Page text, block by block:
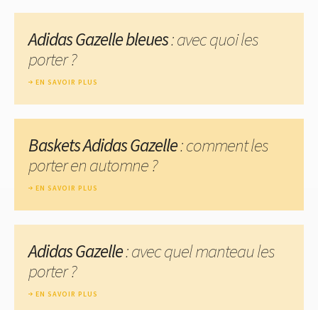
Adidas Gazelle bleues: avec quoi les
porter ?
EN SAVOIR PLUS
Baskets Adidas Gazelle: comment les
porter en automne ?
EN SAVOIR PLUS
Adidas Gazelle: avec quel manteau les
porter ?
EN SAVOIR PLUS